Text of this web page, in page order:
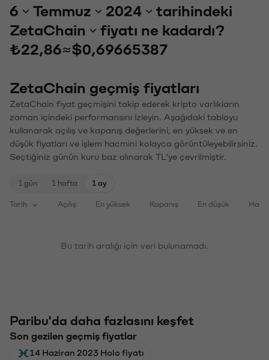
6 Temmuz 2024
tarihindeki
ZetaChain
fiyatı ne kadardı?
₺22,86≈$0,69665387
ZetaChain geçmiş fiyatları
ZetaChain fiyat geçmişini takip ederek kripto varlıkların
zaman içindeki performansını izleyin. Aşağıdaki tabloyu
kullanarak açılış ve kapanış değerlerini, en yüksek ve en
düşük fiyatları ve işlem hacmini kolayca görüntüleyebilirsiniz.
Seçtiğiniz günün kuru baz alınarak TL'ye çevrilmiştir.
1 gün 1 hafta 1 ay
Tarih Açılış En yüksek Kapanış En düşük
Bu tarih aralığı için veri bulunamadı.
Paribu'da daha fazlasını keşfet
Son gezilen geçmiş fiyatlar
14 Haziran 2023 Holo fiyatı